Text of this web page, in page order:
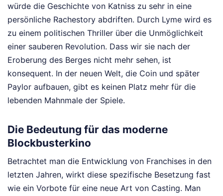
würde die Geschichte von Katniss zu sehr in eine
persönliche Rachestory abdriften. Durch Lyme wird es
zu einem politischen Thriller über die Unmöglichkeit
einer sauberen Revolution. Dass wir sie nach der
Eroberung des Berges nicht mehr sehen, ist
konsequent. In der neuen Welt, die Coin und später
Paylor aufbauen, gibt es keinen Platz mehr für die
lebenden Mahnmale der Spiele.
Die Bedeutung für das moderne
Blockbusterkino
Betrachtet man die Entwicklung von Franchises in den
letzten Jahren, wirkt diese spezifische Besetzung fast
wie ein Vorbote für eine neue Art von Casting. Man